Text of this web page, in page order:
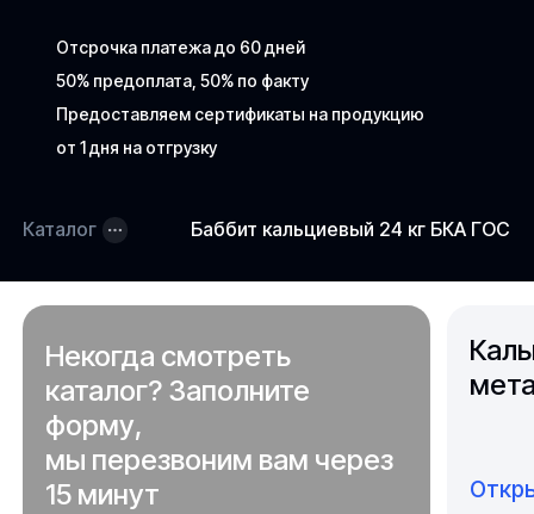
Отсрочка платежа до 60 дней
50% предоплата, 50% по факту
Предоставляем сертификаты на продукцию
от 1 дня на отгрузку
Каталог Баббит кальциевый 24 кг БКА ГОСТ
Некогда смотреть
каталог? Заполните
форму,
мы перезвоним вам через
15 минут